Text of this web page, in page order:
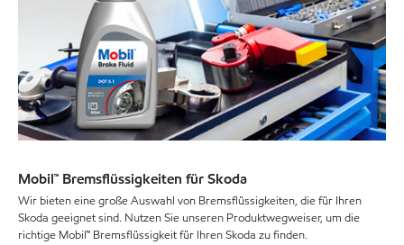
Mobil™ Bremsflüssigkeiten für Skoda
Wir bieten eine große Auswahl von Bremsflüssigkeiten, die für Ihren
Skoda geeignet sind. Nutzen Sie unseren Produktwegweiser, um die
richtige Mobil™ Bremsflüssigkeit für Ihren Skoda zu finden.